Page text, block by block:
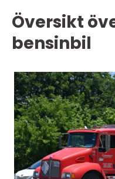
Översikt
bensinbil